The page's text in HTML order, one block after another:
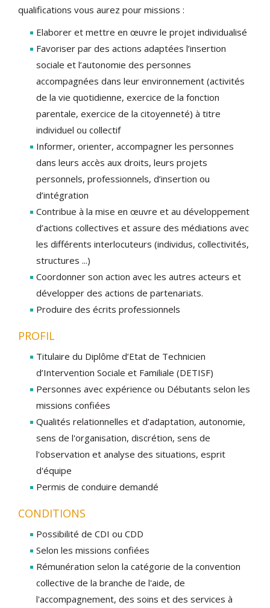
qualifications vous aurez pour missions :
Elaborer et mettre en œuvre le projet individualisé
Favoriser par des actions adaptées l’insertion
sociale et l’autonomie des personnes
accompagnées dans leur environnement (activités
de la vie quotidienne, exercice de la fonction
parentale, exercice de la citoyenneté) à titre
individuel ou collectif
Informer, orienter, accompagner les personnes
dans leurs accès aux droits, leurs projets
personnels, professionnels, d’insertion ou
d’intégration
Contribue à la mise en œuvre et au développement
d’actions collectives et assure des médiations avec
les différents interlocuteurs (individus, collectivités,
structures ...)
Coordonner son action avec les autres acteurs et
développer des actions de partenariats.
Produire des écrits professionnels
PROFIL
Titulaire du Diplôme d’Etat de Technicien
d’Intervention Sociale et Familiale (DETISF)
Personnes avec expérience ou Débutants selon les
missions confiées
Qualités relationnelles et d’adaptation, autonomie,
sens de l'organisation, discrétion, sens de
l'observation et analyse des situations, esprit
d'équipe
Permis de conduire demandé
CONDITIONS
Possibilité de CDI ou CDD
Selon les missions confiées
Rémunération selon la catégorie de la convention
collective de la branche de l'aide, de
l'accompagnement, des soins et des services à